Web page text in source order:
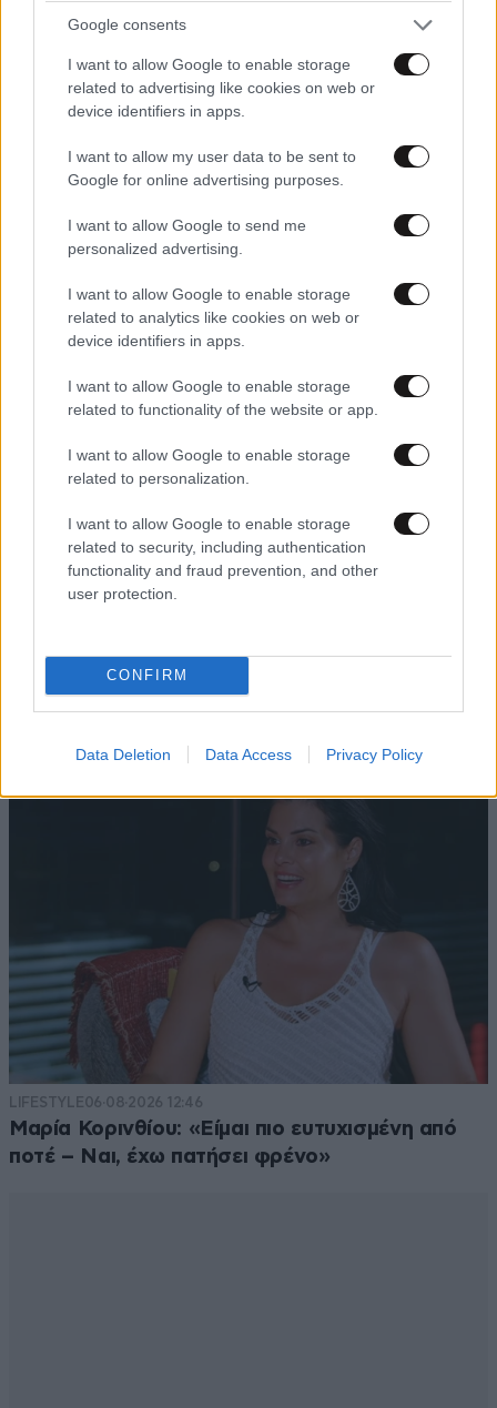
Google consents
I want to allow Google to enable storage
related to advertising like cookies on web or
device identifiers in apps.
I want to allow my user data to be sent to
Google for online advertising purposes.
I want to allow Google to send me
personalized advertising.
I want to allow Google to enable storage
related to analytics like cookies on web or
device identifiers in apps.
I want to allow Google to enable storage
related to functionality of the website or app.
I want to allow Google to enable storage
related to personalization.
I want to allow Google to enable storage
related to security, including authentication
functionality and fraud prevention, and other
user protection.
CONFIRM
Data Deletion Data Access Privacy Policy
ΣΧΌΛΙΑ ΑΝΑΓΝΩΣΤΏΝ
ΠΡΟΣΘΕΣΤΕ ΤΟ ΣΧΟΛΙΟ ΣΑΣ
Xαρακτήρες: 0/1000
Διαβάστε και ακολουθήστε τους κανόνες σχολιασμού
LIFESTYLE06·08·2026 12:46
Μαρία Κορινθίου: «Είμαι πιο ευτυχισμένη από
ποτέ – Ναι, έχω πατήσει φρένο»